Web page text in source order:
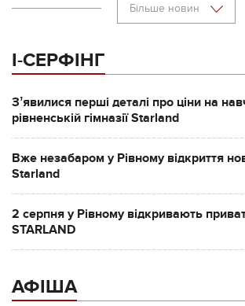
Більше новин
І-СЕРФІНГ
Зʼявилися перші деталі про ціни на
рівненській гімназії Starland
Вже незабаром у Рівному відкриття
Starland
2 серпня у Рівному відкривають
STARLAND
АФІША